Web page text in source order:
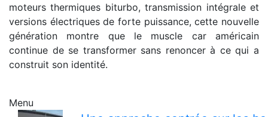
moteurs thermiques biturbo, transmission intégrale et
versions électriques de forte puissance, cette nouvelle
génération montre que le muscle car américain
continue de se transformer sans renoncer à ce qui a
construit son identité.
Menu